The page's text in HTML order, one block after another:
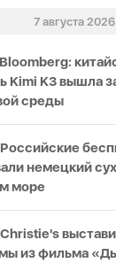
7 августа 2026
Bloomberg:
Kimi K3 вышла
среды
Российские
немецкий
море
Christie's
из фильма